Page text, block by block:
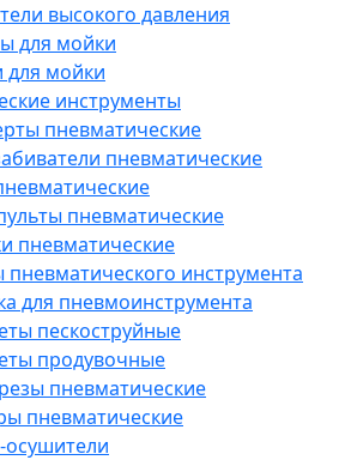
высокого давления
для мойки
мойки
инструменты
пневматические
пневматические
пневматические
пневматические
инструмента
для пневмоинструмента
пескоструйные
продувочные
пневматические
пневматические